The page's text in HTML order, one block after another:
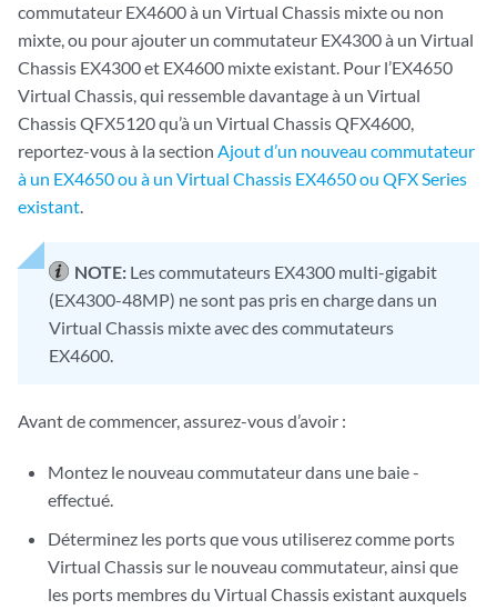
commutateur EX4600 à un Virtual Chassis mixte ou non
mixte, ou pour ajouter un commutateur EX4300 à un Virtual
Chassis EX4300 et EX4600 mixte existant. Pour l’EX4650
Virtual Chassis, qui ressemble davantage à un Virtual
Chassis QFX5120 qu’à un Virtual Chassis QFX4600,
reportez-vous à la section Ajout d’un nouveau commutateur
à un EX4650 ou à un Virtual Chassis EX4650 ou QFX Series
existant.
NOTE: Les commutateurs EX4300 multi-gigabit
(EX4300-48MP) ne sont pas pris en charge dans un
Virtual Chassis mixte avec des commutateurs
EX4600.
Avant de commencer, assurez-vous d’avoir :
Montez le nouveau commutateur dans une baie -
effectué.
Déterminez les ports que vous utiliserez comme ports
Virtual Chassis sur le nouveau commutateur, ainsi que
les ports membres du Virtual Chassis existant auxquels